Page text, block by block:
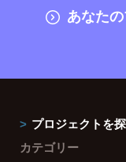
あなた
プロジェクトを
カテゴリー